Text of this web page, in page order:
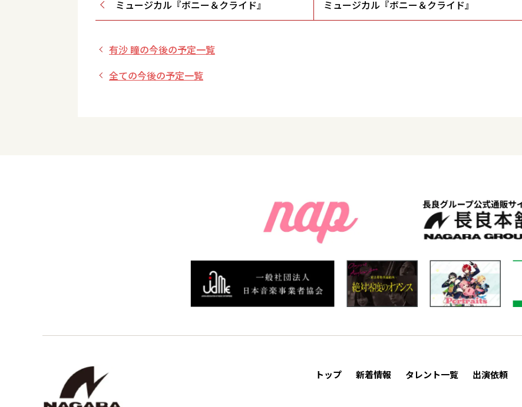
ミュージカル『ボニー＆クライド』 ミュージカル『ボニー＆クライド』
有沙 瞳の今後の予定一覧
全ての今後の予定一覧
トップ 新着情報 タレント一覧 出演依頼